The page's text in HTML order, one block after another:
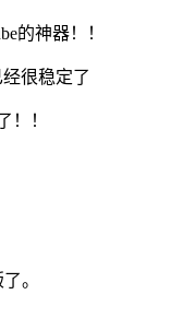
的神器！！
很稳定了
！！
。